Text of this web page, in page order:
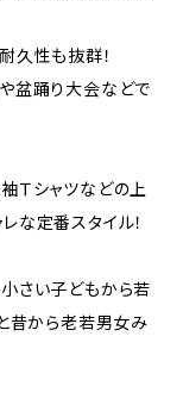
久性も抜群！
盆踊り大会などで
Ｔシャツなどの上
な定番スタイル！
さい子どもから若
昔から老若男女み